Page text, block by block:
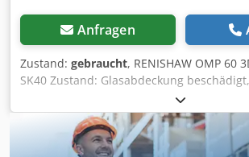
Anfragen
Zustand: gebraucht, RENISHAW OMP 60
SK40 Zustand: Glasabdeckung
nicht beeinträchtigt. Cjdpfx Ajy Dia Iecfsha